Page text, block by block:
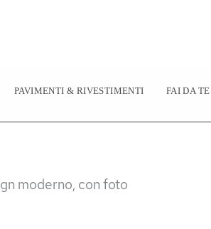
PAVIMENTI & RIVESTIMENTI FAI DA TE
moderno, con foto